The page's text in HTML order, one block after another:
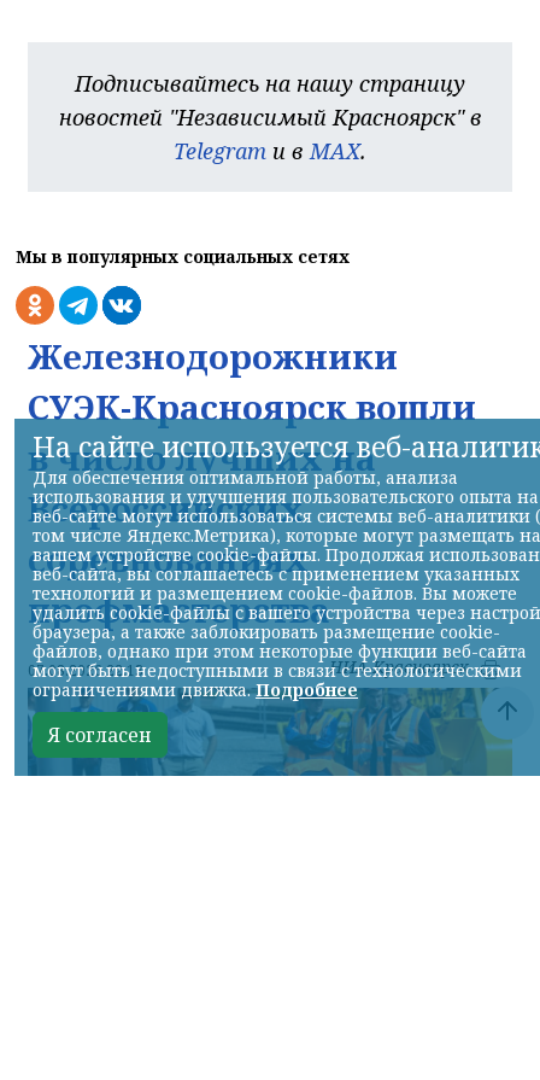
Подписывайтесь на нашу страницу
новостей "Независимый Красноярск" в
Telegram и вMAX.
Мы в популярных социальных сетях
Железнодорожники
СУЭК-Красноярск вошли
в число лучших на
Всероссийских
соревнованиях
профмастерства
07.08.2026 22:13 НИА-Красноярск
На сайте используется веб-
Для обеспечения оптимальной работы, анализа
использования и улучшения пользовательского опыта на
веб-сайте могут использоваться системы веб-аналитики
том числе Яндекс.Метрика), которые могут размещать на
вашем устройстве cookie-файлы. Продолжая
веб-сайта, вы соглашаетесь с применением указанных
технологий и размещением cookie-файлов. Вы можете
удалить cookie-файлы с вашего устройства через
браузера, а также заблокировать размещение cookie-
файлов, однако при этом некоторые функции веб-сайта
могут быть недоступными в связи с технологическими
ограничениями движка.Подробнее
Я согласен